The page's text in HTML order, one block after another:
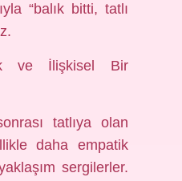
“balık bitti, tatlı
ve İlişkisel Bir
tatlıya olan
daha empatik
sergilerler.